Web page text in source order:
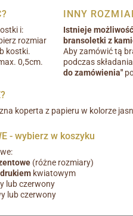
i:
rozmiar
kostki.
0,5cm.
INNY
Istnieje
bransoletki z
Aby zamówić tą
podczas
do zamówienia"
koperta z papieru w kolorze
- wybierz w koszyku
(różne rozmiary)
kwiatowym
lub czerwony
lub czerwony